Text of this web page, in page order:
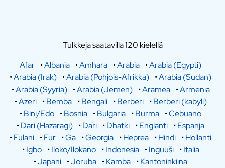
Tulkkeja saatavilla 120 kielellä
Afar •Albania •Amhara •Arabia •Arabia (Egypti)
•Arabia (Irak) •Arabia (Pohjois-Afrikka) •Arabia (Sudan)
•Arabia (Syyria) •Arabia (Jemen) •Aramea •Armenia
•Azeri •Bemba •Bengali •Berberi •Berberi (kabyli)
•Bini/Edo •Bosnia •Bulgaria •Burma •Cebuano
•Dari (Hazaragi) •Dari •Dhatki •Englanti •Espanja
•Fulani •Fur •Ga •Georgia •Heprea •Hindi •Hollanti
•Igbo •Iloko/Ilokano •Indonesia •Inguuši •Italia
•Japani •Joruba •Kamba •Kantoninkiina